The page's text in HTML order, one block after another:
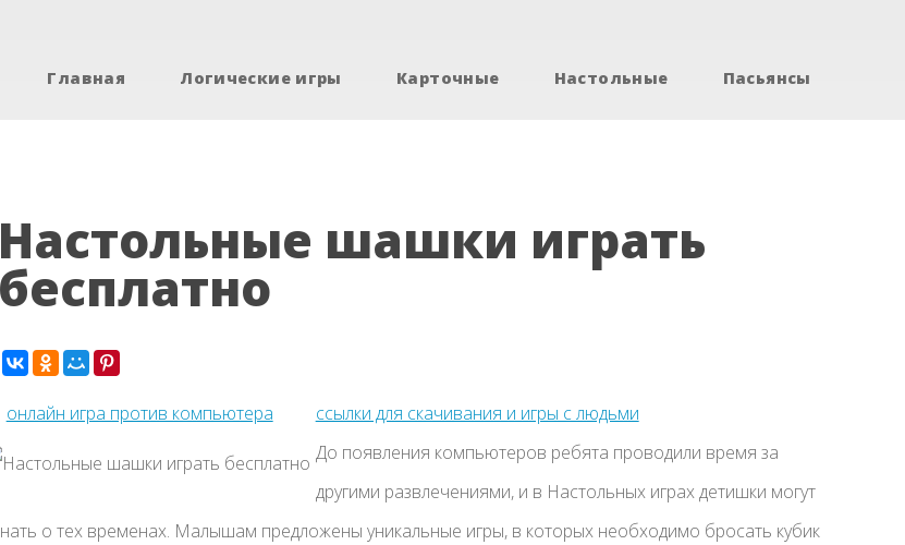
Главная Логические игры Карточные Настольные Пасьянсы
Настольные шашки играть
бесплатно
онлайн игра против компьютера
ссылки для скачивания и игры с людьми
До появления компьютеров ребята проводили время за
другими развлечениями, и в Настольных играх детишки могут
о тех временах. Малышам предложены уникальные игры, в которых необходимо бросать кубик